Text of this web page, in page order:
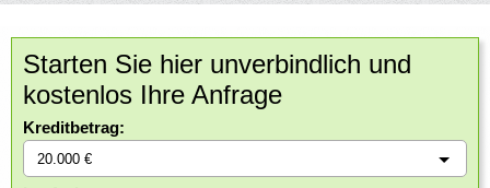
Starten Sie hier unverbindlich und
kostenlos Ihre Anfrage
Kreditbetrag: